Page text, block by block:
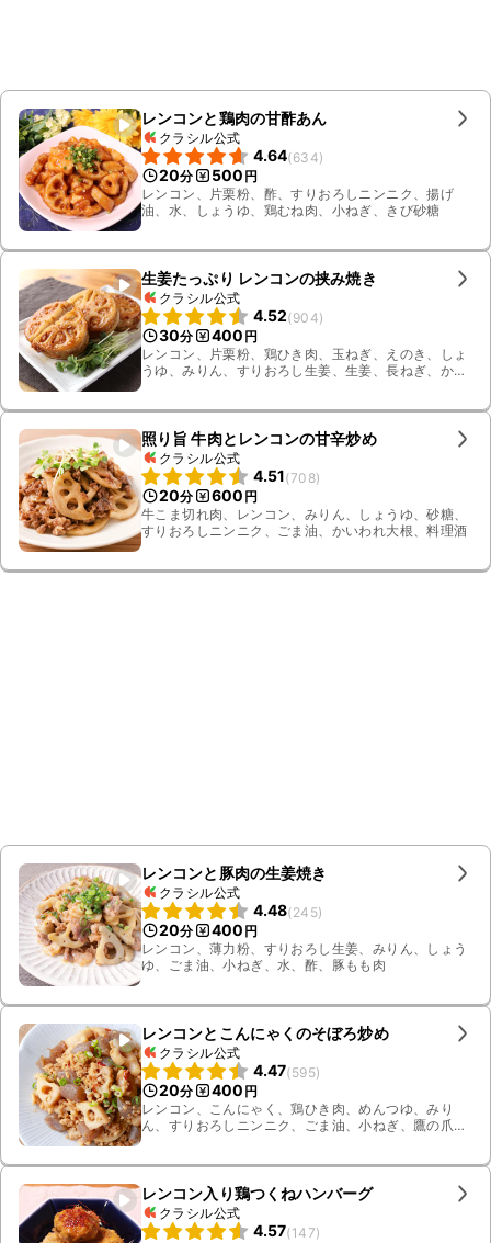
レンコンと鶏肉の甘酢あん
クラシル公式
4.64(634)
20分 500 円
レンコン、片栗粉、酢、すりおろしニンニク、揚げ
油、水、しょうゆ、鶏むね肉、小ねぎ、きび砂糖
生姜たっぷり レンコンの挟み焼き
クラシル公式
4.52(904)
30分 400 円
レンコン、片栗粉、鶏ひき肉、玉ねぎ、えのき、しょ
うゆ、みりん、すりおろし生姜、生姜、長ねぎ、かい
照り旨 牛肉とレンコンの甘辛炒め
クラシル公式
4.51(708)
20分 600 円
牛こま切れ肉、レンコン、みりん、しょうゆ、砂糖、
すりおろしニンニク、ごま油、かいわれ大根、料理酒
レンコンと豚肉の生姜焼き
クラシル公式
4.48(245)
20分 400 円
レンコン、薄力粉、すりおろし生姜、みりん、しょう
ゆ、ごま油、小ねぎ、水、酢、豚もも肉
レンコンとこんにゃくのそぼろ炒め
クラシル公式
4.47(595)
20分 400 円
レンコン、こんにゃく、鶏ひき肉、めんつゆ、みり
ん、すりおろしニンニク、ごま油、小ねぎ、鷹の爪輪
レンコン入り鶏つくねハンバーグ
クラシル公式
4.57(147)